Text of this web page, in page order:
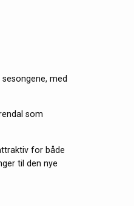
med
som
for både
til den nye